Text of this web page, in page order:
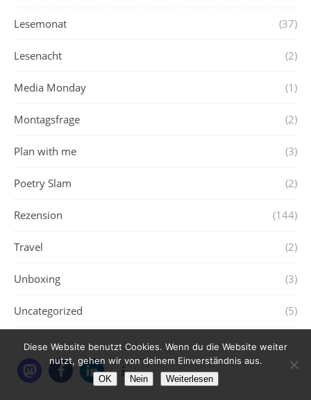
Lesemonat (37)
Lesenacht (2)
Media Monday (1)
Montagsfrage (2)
Plan with me (3)
Poetry Slam (2)
Rezension (144)
Travel (2)
Unboxing (3)
Uncategorized (5)
Diese Website benutzt Cookies. Wenn du die Website weiter
nutzt, gehen wir von deinem Einverständnis aus.
OK Nein Weiterlesen